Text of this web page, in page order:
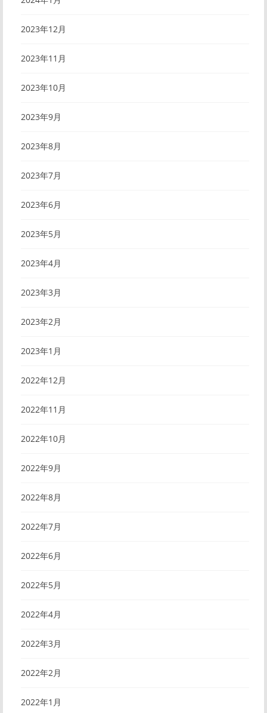
2023年12月
2023年11月
2023年10月
2023年9月
2023年8月
2023年7月
2023年6月
2023年5月
2023年4月
2023年3月
2023年2月
2023年1月
2022年12月
2022年11月
2022年10月
2022年9月
2022年8月
2022年7月
2022年6月
2022年5月
2022年4月
2022年3月
2022年2月
2022年1月